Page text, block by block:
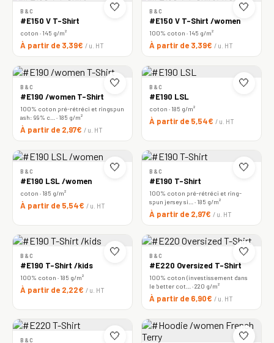
🤍
B&C
#E150 V T-Shirt
coton · 145 g/m²
À partir de 3,39€ / u. HT
🤍
B&C
#E150 V T-Shirt /women
100% coton · 145 g/m²
À partir de 3,39€ / u. HT
🤍
B&C
#E190 /women T-Shirt
100% coton pré-rétréci et ringspun
ash: 99% c… · 185 g/m²
À partir de 2,97€ / u. HT
🤍
B&C
#E190 LSL
coton · 185 g/m²
À partir de 5,54€ / u. HT
🤍
B&C
#E190 LSL /women
coton · 185 g/m²
À partir de 5,54€ / u. HT
🤍
B&C
#E190 T-Shirt
100% coton pré-rétréci et ring-
spun jersey si… · 185 g/m²
À partir de 2,97€ / u. HT
🤍
B&C
#E190 T-Shirt /kids
100% coton · 185 g/m²
À partir de 2,22€ / u. HT
🤍
B&C
#E220 Oversized T-Shirt
100% coton (investissement dans
le better cot… · 220 g/m²
À partir de 6,90€ / u. HT
🤍
B&C 🤍